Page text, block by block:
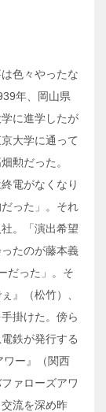
色々やったな
年、岡山県
に進学したが
大学に通って
勲だった。
電がなくなり
った」。それ
。「演出希望
たのが藤本義
だった」。そ
』（松竹）、
掛けた。傍ら
鉄が発行する
ワー』（関西
ァローズアワ
流を深め昨